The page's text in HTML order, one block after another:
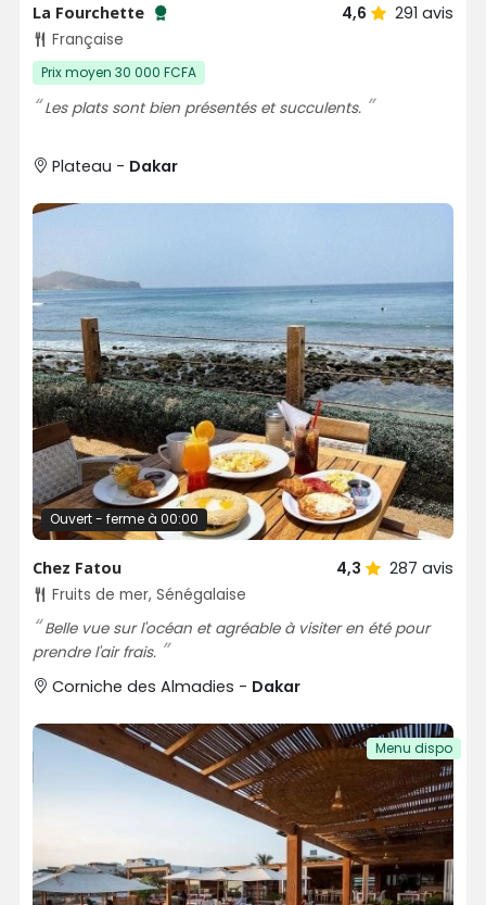
La Fourchette
Testé et approuvé par SénéGuide
4,6 291 avis
Française
Prix moyen 30 000 FCFA
Les plats sont bien présentés et succulents.
Plateau - Dakar
Ouvert - ferme à 00:00
Chez Fatou 4,3 287 avis
Fruits de mer, Sénégalaise
Belle vue sur l'océan et agréable à visiter en été pour
prendre l'air frais.
Corniche des Almadies - Dakar
Menu dispo